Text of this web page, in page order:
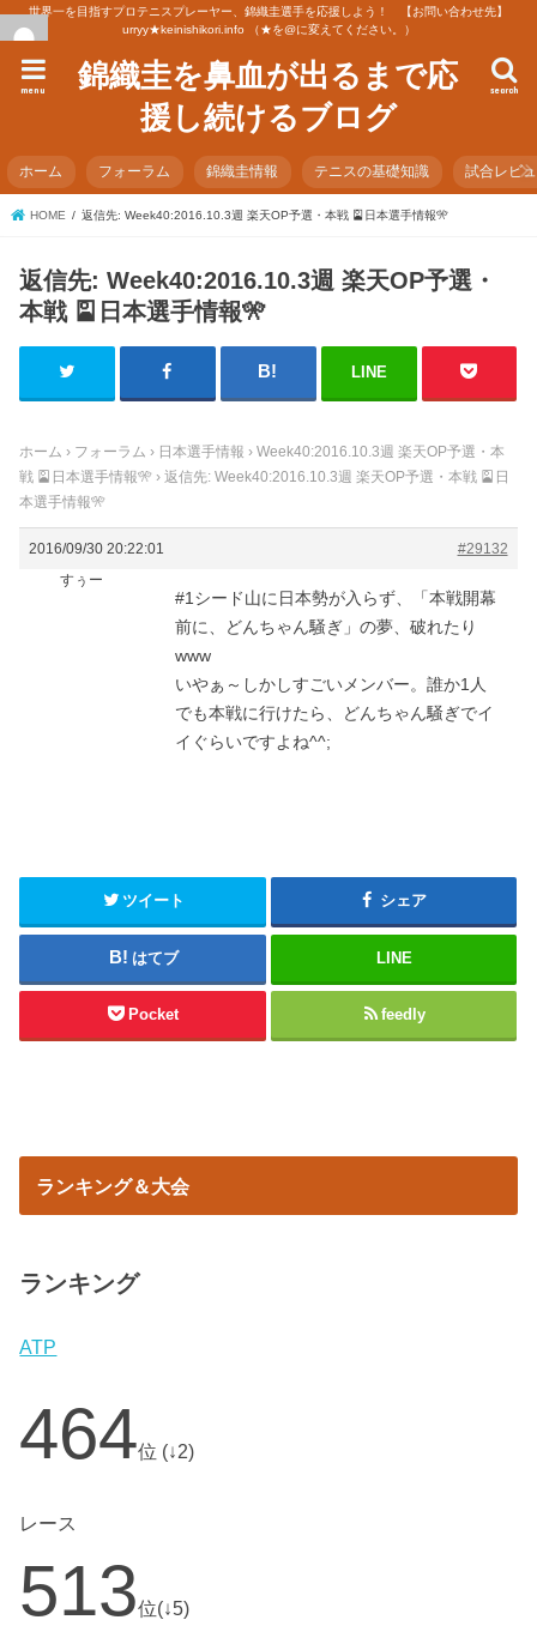
世界一を目指すプロテニスプレーヤー、錦織圭選手を応援しよう！ 【お問い合わせ先】
urryy★keinishikori.info （★を@に変えてください。）
錦織圭を鼻血が出るまで応
援し続けるブログ
search
menu
ホーム フォーラム 錦織圭情報 テニスの基礎知識 試合レビ
HOME 返信先: Week40:2016.10.3週 楽天OP予選・本戦 🎴日本選手情報🎌
返信先: Week40:2016.10.3週 楽天OP予選・
本戦 🎴日本選手情報🎌
LINE
ホーム › フォーラム › 日本選手情報 › Week40:2016.10.3週 楽天OP予選・本
戦 🎴日本選手情報🎌 › 返信先: Week40:2016.10.3週 楽天OP予選・本戦 🎴日
本選手情報🎌
2016/09/30 20:22:01
#29132
すぅー
#1シード山に日本勢が入らず、「本戦開幕
前に、どんちゃん騒ぎ」の夢、破れたり
www
いやぁ～しかしすごいメンバー。誰か1人
でも本戦に行けたら、どんちゃん騒ぎでイ
イぐらいですよね^^;
ツイート シェア
はてブ LINE
Pocket feedly
ランキング＆大会
ランキング
ATP
464位 (↓2)
レース
513位(↓5)